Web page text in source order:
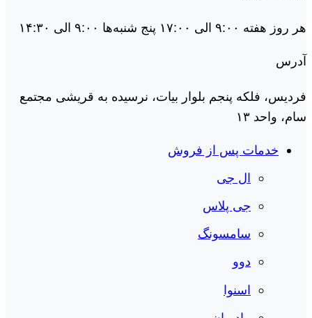
هر روز هفته ۹:۰۰ الی ۱۷:۰۰ پنج شنبه‌ها ۹:۰۰ الی ۱۴:۳۰
آدرس
فردیس، فلکه پنجم بلوار بیات، نرسیده به قریشی مجتمع
سام، واحد ۱۳
خدمات پس از فروش
ال جی
جی پلاس
سامسونگ
دوو
اسنوا